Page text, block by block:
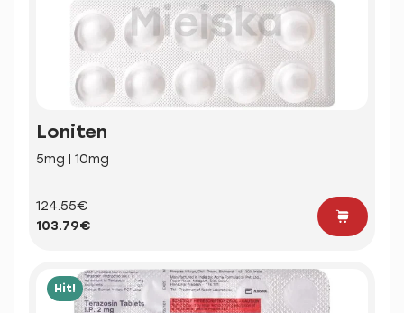
Loniten
5mg | 10mg
124.55€
103.79€
Hit!